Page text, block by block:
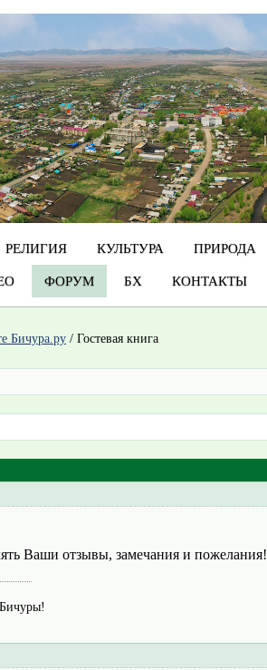
РЕЛИГИЯ КУЛЬТУРА ПРИРОДА
ФОРУМ БХ КОНТАКТЫ
Бичура.ру / Гостевая книга
Ваши отзывы, замечания и пожелания!